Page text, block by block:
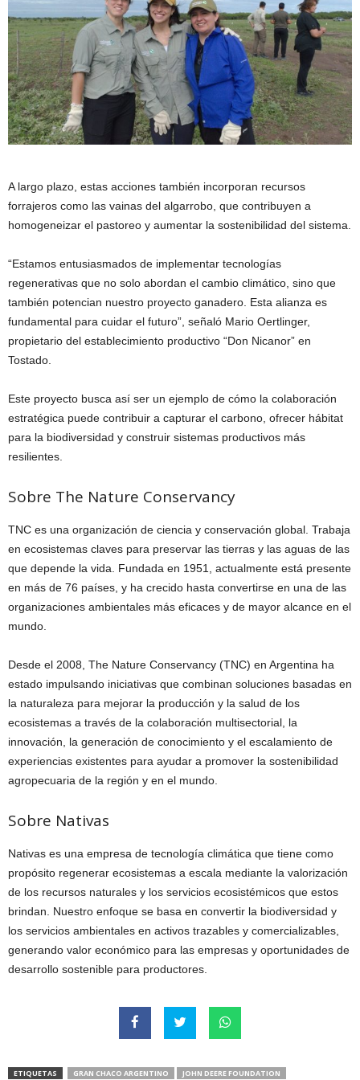
A largo plazo, estas acciones también incorporan recursos
forrajeros como las vainas del algarrobo, que contribuyen a
homogeneizar el pastoreo y aumentar la sostenibilidad del sistema.
“Estamos entusiasmados de implementar tecnologías
regenerativas que no solo abordan el cambio climático, sino que
también potencian nuestro proyecto ganadero. Esta alianza es
fundamental para cuidar el futuro”, señaló Mario Oertlinger,
propietario del establecimiento productivo “Don Nicanor” en
Tostado.
Este proyecto busca así ser un ejemplo de cómo la colaboración
estratégica puede contribuir a capturar el carbono, ofrecer hábitat
para la biodiversidad y construir sistemas productivos más
resilientes.
Sobre The Nature Conservancy
TNC es una organización de ciencia y conservación global. Trabaja
en ecosistemas claves para preservar las tierras y las aguas de las
que depende la vida. Fundada en 1951, actualmente está presente
en más de 76 países, y ha crecido hasta convertirse en una de las
organizaciones ambientales más eficaces y de mayor alcance en el
mundo.
Desde el 2008, The Nature Conservancy (TNC) en Argentina ha
estado impulsando iniciativas que combinan soluciones basadas en
la naturaleza para mejorar la producción y la salud de los
ecosistemas a través de la colaboración multisectorial, la
innovación, la generación de conocimiento y el escalamiento de
experiencias existentes para ayudar a promover la sostenibilidad
agropecuaria de la región y en el mundo.
Sobre Nativas
Nativas es una empresa de tecnología climática que tiene como
propósito regenerar ecosistemas a escala mediante la valorización
de los recursos naturales y los servicios ecosistémicos que estos
brindan. Nuestro enfoque se basa en convertir la biodiversidad y
los servicios ambientales en activos trazables y comercializables,
generando valor económico para las empresas y oportunidades de
desarrollo sostenible para productores.
ETIQUETAS GRAN CHACO ARGENTINO
JOHN DEERE FOUNDATION